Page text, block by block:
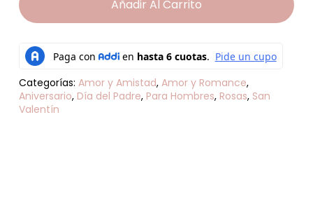
Añadir Al Carrito
Categorías: Amor y Amistad, Amor y Romance,
Aniversario, Día del Padre, Para Hombres, Rosas, San
Valentín